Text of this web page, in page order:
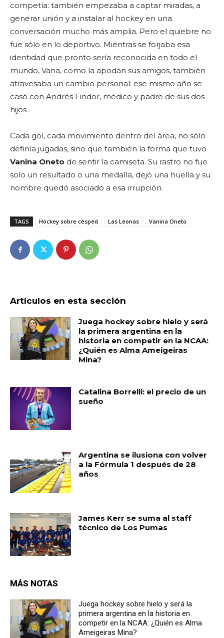
competía: también empezaba a captar miradas, a
generar unión y a instalar al hockey en una
conversación mucho más amplia. Pero el quiebre no
fue sólo en lo deportivo. Mientras se forjaba esa
identidad que pronto sería reconocida en todo el
mundo, Vana, como la apodan sus amigos, también
atravesaba un cambio personal: ese mismo año se
casó con Andrés Findor, médico y padre de sus dos
hijos .
Cada gol, cada movimiento dentro del área, no sólo
definía jugadas, sino que también la forma que tuvo
Vanina Oneto de sentir la camiseta. Su rastro no fue
solo un resultado o una medalla, dejó una huella y su
nombre quedó asociado a esa irrupción.
TAGS Hóckey sobre césped Las Leonas Vanina Oneto
Artículos en esta sección
Juega hockey sobre hielo y será
la primera argentina en la
historia en competir en la NCAA:
¿Quién es Alma Ameigeiras
Mina?
Catalina Borrelli: el precio de un
sueño
Argentina se ilusiona con volver
a la Fórmula 1 después de 28
años
James Kerr se suma al staff
técnico de Los Pumas
MÁS NOTAS
Juega hockey sobre hielo y será la
primera argentina en la historia en
competir en la NCAA: ¿Quién es Alma
Ameigeiras Mina?